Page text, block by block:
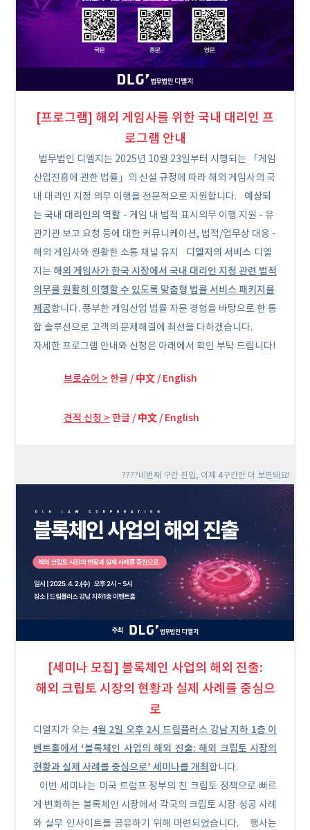
[프로그램] 해외 게임사를 위한 국내 대리인 프
로그램 안내
법무법인 디엘지는 2025년 10월 23일부터 시행되는 「게임
산업진흥에 관한 법률」의 신설 규정에 따라 해외 게임사의 국
내 대리인 지정 의무 이행을 전문적으로 지원합니다.
예상되
는 국내 대리인의 역할 - 게임 내 법적 표시의무 이행 지원 - 유
관기관 보고 요청 등에 대한 커뮤니케이션, 법적/업무상 대응 -
해외 게임사와 원활한 소통 채널 유지
디엘지의 서비스 디엘
지는 해 외 게임사가 한국 시장에서 국내 대리인 지정 관련 법적
의무를 원활히 이행할 수 있도록 맞춤형 법률 서비스 패키지를
제공합니다. 풍부한 게임산업 법률 자문 경험을 바탕으로 한 통
합 솔루션으로 고객의 문제해결에 최선을 다하겠습니다.
자세한 프로그램 안내와 신청은 아래에서 확인 부탁 드립니다!
브로슈어 > 한글/ 中文/ English
견적 신청 > 한글/ 中文/ English
????네번째 구간 진입, 이제 4구간만 더 보면돼요!
[세 미나 모집] 블록체인 사업의 해외 진출:
해외 크립토 시장의 현황과 실제 사례를 중심으
로
디엘지가 오는 4월 2일 오후2시 드림플러스 강남 지하 1층 이
벤트홀에서 ‘블록체인 사업의 해외 진출: 해외 크립토 시장의
현황과 실제 사례를 중심으로’ 세미나를 개최 합니다.
이번 세미나는 미국 트럼프 정부의 친 크립토 정책으로 빠르
게 변화하는 블록체인 시장에서 각국의 크립토 시장 성공 사례
와 실무 인사이트를 공유하기 위해 마련되었습니다.
행사는